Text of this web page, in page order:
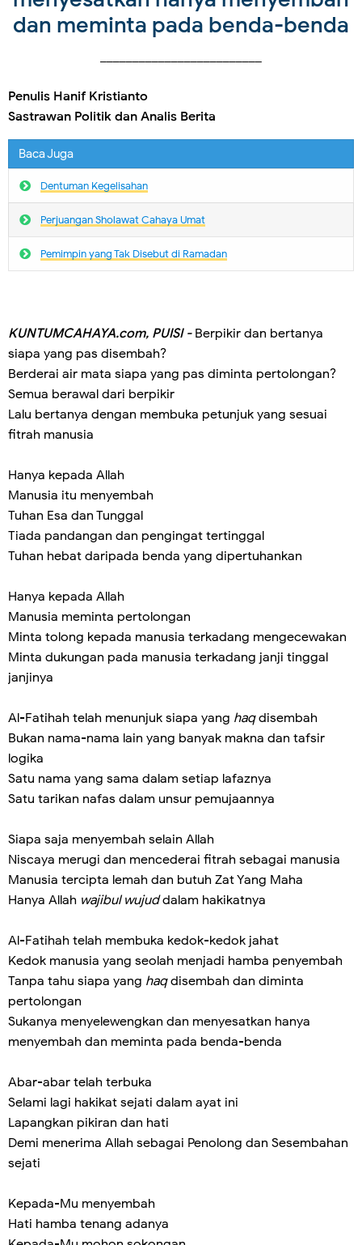
dan meminta pada benda-benda
Penulis Hanif Kristianto
Sastrawan Politik dan Analis Berita
Baca Juga
Dentuman Kegelisahan
Perjuangan Sholawat Cahaya Umat
Pemimpin yang Tak Disebut di Ramadan
KUNTUMCAHAYA.com, PUISI - Berpikir dan bertanya
siapa yang pas disembah?
Berderai air mata siapa yang pas diminta pertolongan?
Semua berawal dari berpikir
Lalu bertanya dengan membuka petunjuk yang sesuai
fitrah manusia
Hanya kepada Allah
Manusia itu menyembah
Tuhan Esa dan Tunggal
Tiada pandangan dan pengingat tertinggal
Tuhan hebat daripada benda yang dipertuhankan
Hanya kepada Allah
Manusia meminta pertolongan
Minta tolong kepada manusia terkadang mengecewakan
Minta dukungan pada manusia terkadang janji tinggal
janjinya
Al-Fatihah telah menunjuk siapa yang haqdisembah
Bukan nama-nama lain yang banyak makna dan tafsir
logika
Satu nama yang sama dalam setiap lafaznya
Satu tarikan nafas dalam unsur pemujaannya
Siapa saja menyembah selain Allah
Niscaya merugi dan mencederai fitrah sebagai manusia
Manusia tercipta lemah dan butuh Zat Yang Maha
Hanya Allah wajibul wujuddalam hakikatnya
Al-Fatihah telah membuka kedok-kedok jahat
Kedok manusia yang seolah menjadi hamba penyembah
Tanpa tahu siapa yang haqdisembah dan diminta
pertolongan
Sukanya menyelewengkan dan menyesatkan hanya
menyembah dan meminta pada benda-benda
Abar-abar telah terbuka
Selami lagi hakikat sejati dalam ayat ini
Lapangkan pikiran dan hati
Demi menerima Allah sebagai Penolong dan Sesembahan
sejati
Kepada-Mu menyembah
Hati hamba tenang adanya